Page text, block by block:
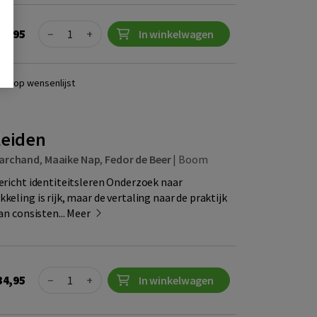
27,95 Quantity
− + In winkelwagen
op wensenlijst
, Maaike Nap, Fedor de Beer| Boom
identiteitsleren Onderzoek naar
is rijk, maar de vertaling naar de praktijk
consisten... Meer
Quantity
− + In winkelwagen